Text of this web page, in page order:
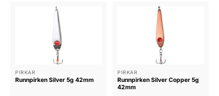
PIRKAR
Runnpirken Silver 5g 42mm
PIRKAR
Runnpirken Silver Copper 5g
42mm